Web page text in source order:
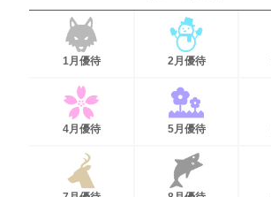
1月優待 2月優待
4月優待 5月優待